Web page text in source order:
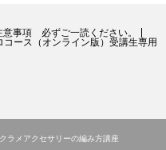
事項 必ずご一読ください。
コース（オンライン版）受講生専用
ラメアクセサリーの編み方講座